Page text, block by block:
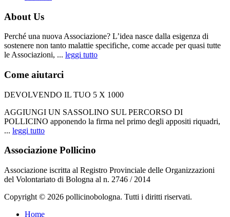
About Us
Perché una nuova Associazione? L’idea nasce dalla esigenza di
sostenere non tanto malattie specifiche, come accade per quasi tutte
le Associazioni, ... leggi tutto
Come aiutarci
DEVOLVENDO IL TUO 5 X 1000
AGGIUNGI UN SASSOLINO SUL PERCORSO DI
POLLICINO apponendo la firma nel primo degli appositi riquadri,
... leggi tutto
Associazione Pollicino
Associazione iscritta al Registro Provinciale delle Organizzazioni
del Volontariato di Bologna al n. 2746 / 2014
Copyright © 2026 pollicinobologna. Tutti i diritti riservati.
Home